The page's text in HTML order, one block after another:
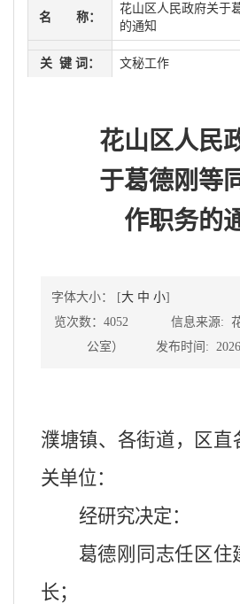
名 称：
花山区人民政府关于
的通知
关 键 词： 文秘工作
花山区人民
于葛德刚等
作职务的
字体大小： [大 中 小]
览次数：4052 信息来源: 花
公室） 发布时间: 2026-
濮塘镇、各街道，区直
关单位：
经研究决定：
葛德刚同志任区住
长；